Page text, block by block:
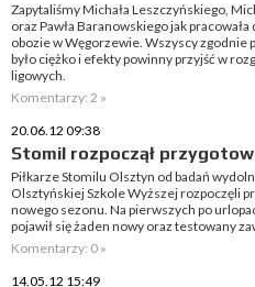
Zapytaliśmy Michała Leszczyńskiego,
oraz Pawła Baranowskiego jak
obozie w Węgorzewie. Wszyscy zgodnie
było ciężko i efekty powinny przyjść w
ligowych.
Komentarzy: 2 »
20.06.12 09:38
Stomil rozpoczął
Piłkarze Stomilu Olsztyn od badań
Olsztyńskiej Szkole Wyższej rozpoczęli
nowego sezonu. Na pierwszych po
pojawił się żaden nowy oraz testowany
Komentarzy: 0 »
14.05.12 15:49